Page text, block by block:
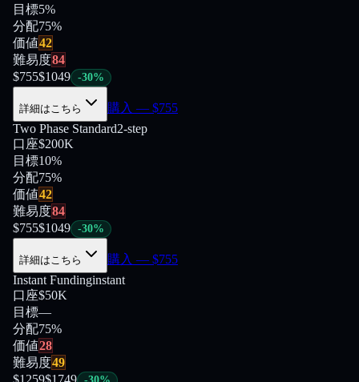
目標5%
分配75%
価値42
難易度84
$755$1049 -30%
詳細はこちら 購入 — $755
Two Phase Standard2-step
口座$200K
目標10%
分配75%
価値42
難易度84
$755$1049 -30%
詳細はこちら 購入 — $755
Instant Fundinginstant
口座$50K
目標—
分配75%
価値28
難易度49
$1259$1749